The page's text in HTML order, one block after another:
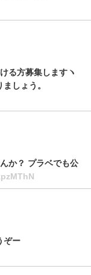
る方募集しますヽ
しょう。
か？ プラベでも公
ぞー